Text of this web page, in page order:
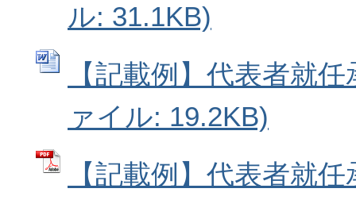
ル: 31.1KB)
【記載例】代表者就
ァイル: 19.2KB)
【記載例】代表者就